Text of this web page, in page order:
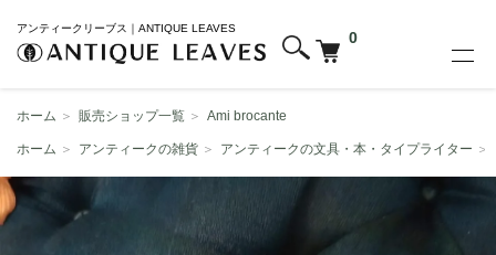
アンティークリーブス｜ANTIQUE LEAVES
0
ホーム ＞ 販売ショップ一覧 ＞ Ami brocante
ホーム ＞ アンティークの雑貨 ＞ アンティークの文具・本・タイプライター ＞